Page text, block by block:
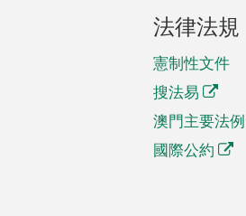
法律法規
憲制性文件
搜法易
澳門主要法例
國際公約